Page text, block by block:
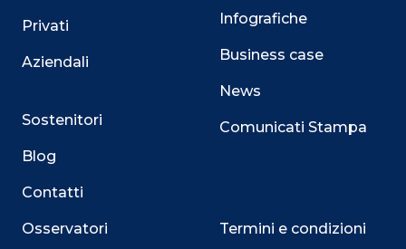
Privati
Aziendali
Sostenitori
Blog
Contatti
Osservatori
Infografiche
Business case
News
Comunicati Stampa
Termini e condizioni